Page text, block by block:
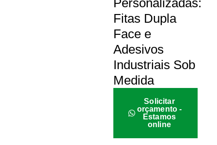
Personalizadas:
Fitas Dupla
Face e
Adesivos
Industriais Sob
Medida
Solicitar
orçamento -
Estamos
online